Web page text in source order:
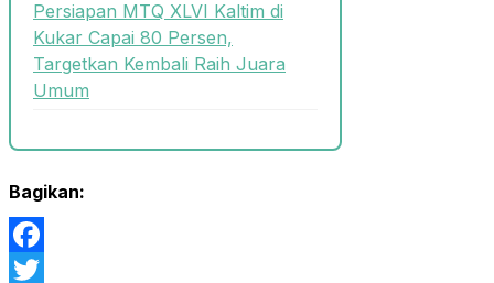
Persiapan MTQ XLVI Kaltim di
Kukar Capai 80 Persen,
Targetkan Kembali Raih Juara
Umum
Bagikan:
Facebook